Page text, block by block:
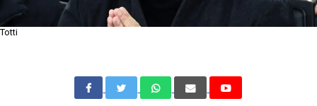
Totti